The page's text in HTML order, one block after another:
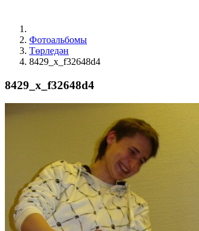
Фотоальбомы
Төрледән
8429_x_f32648d4
8429_x_f32648d4